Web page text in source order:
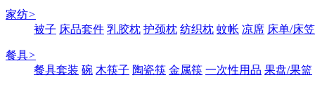
家纺>
被子 床品套件 乳胶枕 护颈枕 纺织枕 蚊帐 凉席 床单/床笠
餐具>
餐具套装 碗 木筷子 陶瓷筷 金属筷 一次性用品 果盘/果篮